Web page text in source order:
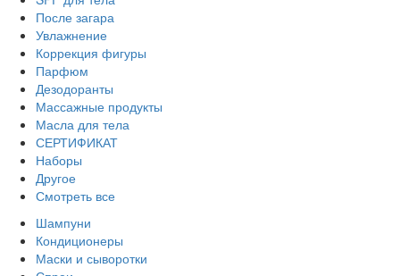
После загара
Увлажнение
Коррекция фигуры
Парфюм
Дезодоранты
Массажные продукты
Масла для тела
СЕРТИФИКАТ
Наборы
Другое
Смотреть все
Шампуни
Кондиционеры
Маски и сыворотки